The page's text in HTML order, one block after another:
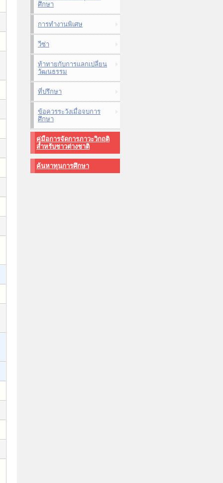
ศึกษา
การทำงานพิเศษ
วีซ่า
ท้าทายกับการแลกเปลี่ยน
วัฒนธรรม
ที่ปรึกษา
ข้อควรระวังเมื่อจบการ
ศึกษา
คู่มือการจัดการภาวะวิกฤติ
สำหรับชาวต่างชาติ
ค้นหาทุนการศึกษา